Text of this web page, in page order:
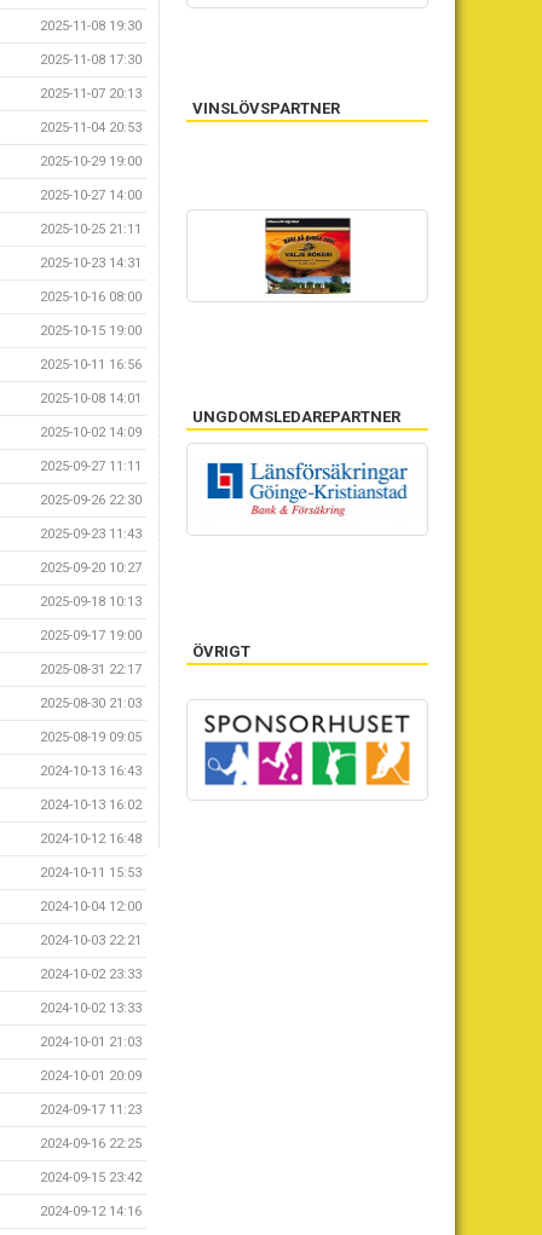
2025-11-08 19:30
2025-11-08 17:30
2025-11-07 20:13
2025-11-04 20:53
2025-10-29 19:00
2025-10-27 14:00
2025-10-25 21:11
2025-10-23 14:31
2025-10-16 08:00
2025-10-15 19:00
2025-10-11 16:56
2025-10-08 14:01
2025-10-02 14:09
2025-09-27 11:11
2025-09-26 22:30
2025-09-23 11:43
2025-09-20 10:27
2025-09-18 10:13
2025-09-17 19:00
2025-08-31 22:17
2025-08-30 21:03
2025-08-19 09:05
2024-10-13 16:43
2024-10-13 16:02
2024-10-12 16:48
2024-10-11 15:53
2024-10-04 12:00
2024-10-03 22:21
2024-10-02 23:33
2024-10-02 13:33
2024-10-01 21:03
2024-10-01 20:09
2024-09-17 11:23
2024-09-16 22:25
2024-09-15 23:42
2024-09-12 14:16
VINSLÖVSPARTNER
UNGDOMSLEDAREPARTNER
NÄTVERKSPARTNER
ÖVRIGT